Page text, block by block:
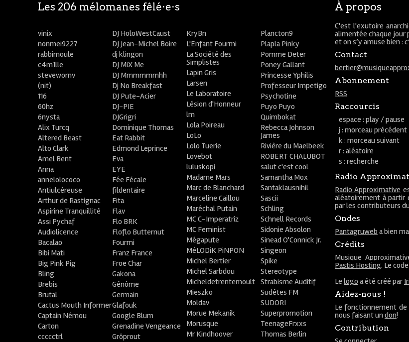
À propos
C'est l'exutoire
alimentée chaque jour
et on s’y amuse bien :
Contact
Abonnement
RSS
Raccourcis
espace : play / pause
j : morceau précédent
k : morceau suivant
r : aléatoire
s : recherche
Radio
Radio Approximative
aléatoirement à partir
par les contributeurs
Ondes
Pantagruweb a bien
Crédits
Musique
Pastis Hosting. Le
Le logo a été créé par
Aidez-nous !
Le fonctionnement
nous faisant undon!
Contribution
Les 206 mélomanes fêlé⋅e⋅s
vinix
nonmei9227
rabbimoule
c4m1lle
stevewornv
(nit)
116
60hz
6nysta
Alix Turcq
Altered Beast
Alto Clark
Amel Bent
Anna
annelolococo
Antiulcéreuse
Arthur de Rastignac
Aspirine Tranquillité
Assi Pychaf
Audiolicence
Bacalao
Bibi Mati
Big Pink Pig
Bling
Brebis
Brutal
Cactus Mouth Informer
Captain Némou
Carton
ccccctrl
DJ HoloWestCaust
DJ Jean-Michel Boire
dj klingon
DJ MiX Me
DJ Mmmmmmhh
Dj No Breakfast
DJ Pute-Acier
DJ-PIE
DJGrigri
Dominique Thomas
Eat Rabbit
Edmond Leprince
Eva
EYE
Fée Fécale
fildentaire
Fita
Flav
Flo BRK
Floflo Butternut
Fourmi
Franz France
Froe Char
Gakona
Génôme
Germain
Glafouk
Google Blum
Grenadine Vengeance
Grôprout
KryBn
L'Enfant Fourmi
La Société des
Simplistes
Lapin Gris
Larsen
Le Laboratoire
Lésion d'Honneur
lm
Lola Poireau
LoLo
Lolo Tuerie
Lovebot
luluskopi
Madame Mars
Marc de Blanchard
Marceline Caillou
Maréchal Putain
MC C-Imperatriz
MC Feminist
Mégapute
MéLODiK PiNPON
Michel Bertier
Michel Sarbdou
Micheldetrentemoult
Mieszko
Moldav
Morue Mekanik
Morusque
Mr Kindhoover
Plancton9
Plapla Pinky
Pomme Deter
Poney Gallant
Princesse Yphilis
Professeur Impetigo
Psychotine
Puyo Puyo
Quimbokat
Rebecca Johnson
James
Rivière du Maelbeek
ROBERT CHALUBOT
salut c'est cool
Samantha Mox
Santaklausnihil
Sascii
Schling
Schnell Records
Sidonie Absolon
Sinead O'Connick Jr.
Singeon
Spike
Stereotype
Strabisme Auditif
Sudètes FM
SUDORI
Superpromotion
TeenageFrxxs
Thomas Berlin